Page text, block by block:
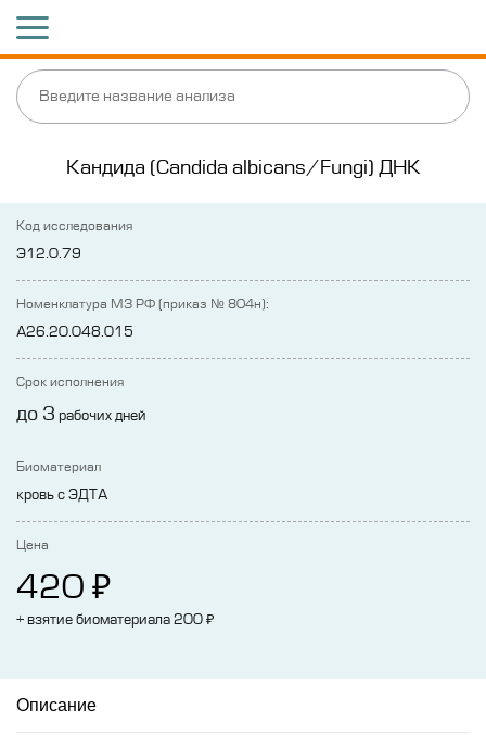
Описание
Кандида (Candida albicans/Fungi) ДНК
Код исследования
Э12.0.79
Номенклатура МЗ РФ (приказ № 804н):
A26.20.048.015
Срок исполнения
до 3 рабочих дней
Биоматериал
кровь с ЭДТА
Цена
420 ₽
+ взятие биоматериала 200 ₽